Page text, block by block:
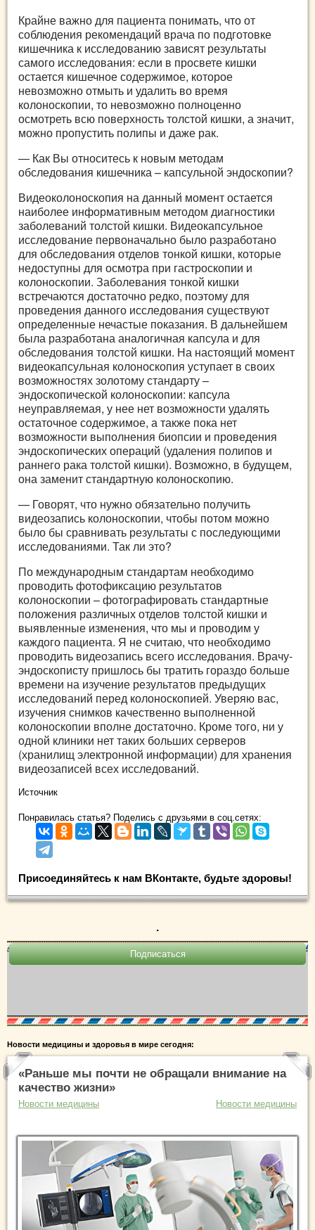
Крайне важно для пациента понимать, что от
соблюдения рекомендаций врача по подготовке
кишечника к исследованию зависят результаты
самого исследования: если в просвете кишки
остается кишечное содержимое, которое
невозможно отмыть и удалить во время
колоноскопии, то невозможно полноценно
осмотреть всю поверхность толстой кишки, а значит,
можно пропустить полипы и даже рак.
— Как Вы относитесь к новым методам
обследования кишечника – капсульной эндоскопии?
Видеоколоноскопия на данный момент остается
наиболее информативным методом диагностики
заболеваний толстой кишки. Видеокапсульное
исследование первоначально было разработано
для обследования отделов тонкой кишки, которые
недоступны для осмотра при гастроскопии и
колоноскопии. Заболевания тонкой кишки
встречаются достаточно редко, поэтому для
проведения данного исследования существуют
определенные нечастые показания. В дальнейшем
была разработана аналогичная капсула и для
обследования толстой кишки. На настоящий момент
видеокапсульная колоноскопия уступает в своих
возможностях золотому стандарту –
эндоскопической колоноскопии: капсула
неуправляемая, у нее нет возможности удалять
остаточное содержимое, а также пока нет
возможности выполнения биопсии и проведения
эндоскопических операций (удаления полипов и
раннего рака толстой кишки). Возможно, в будущем,
она заменит стандартную колоноскопию.
— Говорят, что нужно обязательно получить
видеозапись колоноскопии, чтобы потом можно
было бы сравнивать результаты с последующими
исследованиями. Так ли это?
По международным стандартам необходимо
проводить фотофиксацию результатов
колоноскопии – фотографировать стандартные
положения различных отделов толстой кишки и
выявленные изменения, что мы и проводим у
каждого пациента. Я не считаю, что необходимо
проводить видеозапись всего исследования. Врачу-
эндоскописту пришлось бы тратить гораздо больше
времени на изучение результатов предыдущих
исследований перед колоноскопией. Уверяю вас,
изучения снимков качественно выполненной
колоноскопии вполне достаточно. Кроме того, ни у
одной клиники нет таких больших серверов
(хранилищ электронной информации) для хранения
видеозаписей всех исследований.
Источник
Понравилась статья? Поделись с друзьями в соц.сетях:
Присоединяйтесь к нам ВКонтакте, будьте здоровы!
.
Новости медицины и здоровья в мире сегодня:
«Раньше мы почти не обращали внимание на
качество жизни»
Новости медицины Новости медицины